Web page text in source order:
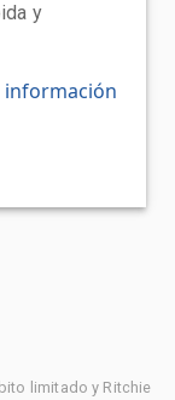
y
información
limitado y Ritchie